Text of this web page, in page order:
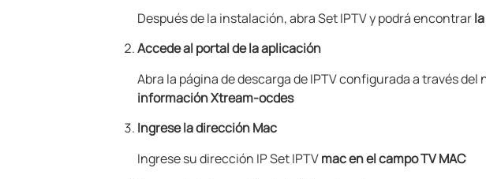
Después de la instalación, abra Set IPTV y podrá encontrar
Accede al portal de la aplicación
Abra la página de descarga de IPTV configurada a través del
información Xtream-ocdes
Ingrese la dirección Mac
Ingrese su dirección IP Set IPTVmac en el campoTV MAC